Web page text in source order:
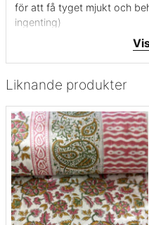
Liknande produkter
för att få tyget mjukt och
ingenting)
• Färger: Vit med svarta
• Tyget är tunt och lämpar
fint tunnare draperi
Tyget är helt och hållet vävt
hantverkare från Andhra
och hantverkarna ingår i
Dastkar arbetar med män
skapa inhemska hantverk,
generation till generation.